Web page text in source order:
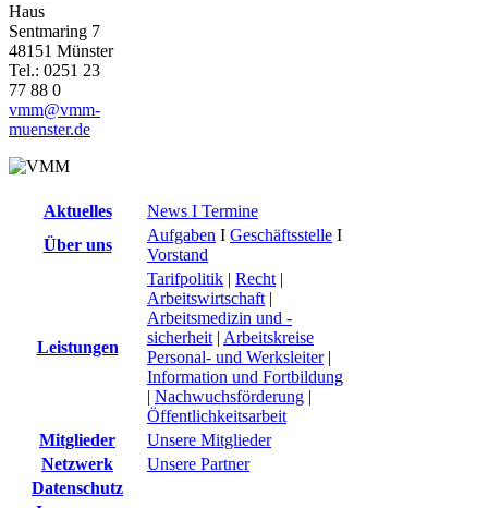
Haus
Sentmaring 7
48151 Münster
Tel.: 0251 23
77 88 0
vmm@vmm-
muenster.de
Aktuelles
News I Termine
Über uns
Aufgaben I Geschäftsstelle I
Vorstand
Leistungen
Tarifpolitik | Recht |
Arbeitswirtschaft |
Arbeitsmedizin und -
sicherheit | Arbeitskreise
Personal- und Werksleiter|
Information und Fortbildung
| Nachwuchsförderung |
Öffentlichkeitsarbeit
Mitglieder
Unsere Mitglieder
Netzwerk
Unsere Partner
Datenschutz